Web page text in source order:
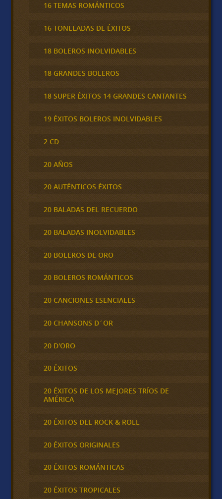
16 TEMAS ROMÁNTICOS
16 TONELADAS DE ÉXITOS
18 BOLEROS INOLVIDABLES
18 GRANDES BOLEROS
18 SUPER ÉXITOS 14 GRANDES CANTANTES
19 ÉXITOS BOLEROS INOLVIDABLES
2 CD
20 AÑOS
20 AUTÉNTICOS ÉXITOS
20 BALADAS DEL RECUERDO
20 BALADAS INOLVIDABLES
20 BOLEROS DE ORO
20 BOLEROS ROMÁNTICOS
20 CANCIONES ESENCIALES
20 CHANSONS D´OR
20 D'ORO
20 ÉXITOS
20 ÉXITOS DE LOS MEJORES TRÍOS DE
AMÉRICA
20 ÉXITOS DEL ROCK & ROLL
20 ÉXITOS ORIGINALES
20 ÉXITOS ROMÁNTICAS
20 ÉXITOS TROPICALES